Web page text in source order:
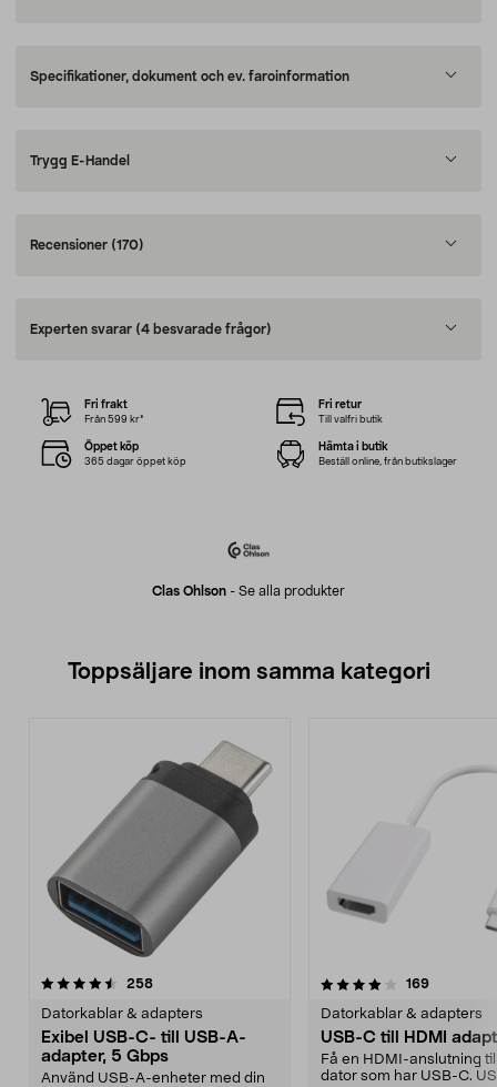
Specifikationer, dokument och ev. faroinformation
Trygg E-Handel
Recensioner (170)
Experten svarar (4 besvarade frågor)
Clas Ohlson - Se alla produkter
Fri frakt
Från 599 kr*
Fri retur
Till valfri butik
Öppet köp
365 dagar öppet köp
Hämta i butik
Beställ online, från butikslager
Toppsäljare inom samma kategori
258recensioner
Datorkablar & adapters
Exibel USB-C- till USB-A-
adapter, 5 Gbps
Använd USB-A-enheter med din
4.0 av 5 stjärnor 169
Datorkablar & adapters
USB-C till HDMI
Få en HDMI-anslutning
dator som har USB-C.
4.5 av 5 stjärnor